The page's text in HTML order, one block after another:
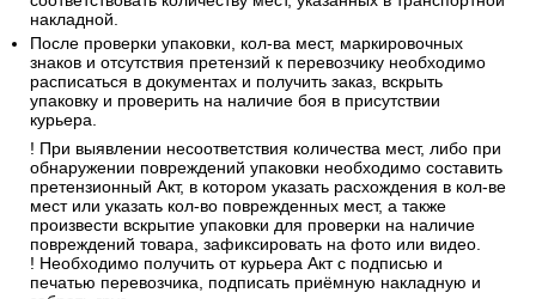
накладной.
После проверки упаковки, кол-ва мест, маркировочных
знаков и отсутствия претензий к перевозчику необходимо
расписаться в документах и получить заказ, вскрыть
упаковку и проверить на наличие боя в присутствии
курьера.
! При выявлении несоответствия количества мест, либо при
обнаружении повреждений упаковки необходимо составить
претензионный Акт, в котором указать расхождения в кол-ве
мест или указать кол-во поврежденных мест, а также
произвести вскрытие упаковки для проверки на наличие
повреждений товара, зафиксировать на фото или видео.
! Необходимо получить от курьера Акт с подписью и
печатью перевозчика, подписать приёмную накладную и